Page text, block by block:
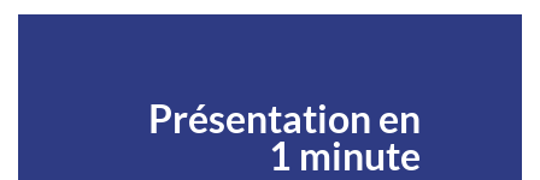
Présentation en
1 minute